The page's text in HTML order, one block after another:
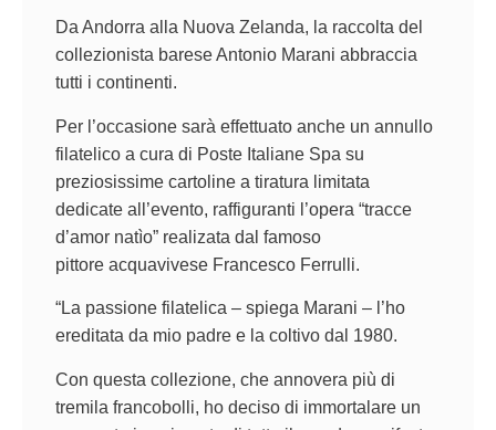
Da Andorra alla Nuova Zelanda, la raccolta del
collezionista barese Antonio Marani abbraccia
tutti i continenti.
Per l’occasione sarà effettuato anche un annullo
filatelico a cura di Poste Italiane Spa su
preziosissime cartoline a tiratura limitata
dedicate all’evento, raffiguranti l’opera “tracce
d’amor natìo” realizata dal famoso
pittore acquavivese Francesco Ferrulli.
“La passione filatelica – spiega Marani – l’ho
ereditata da mio padre e la coltivo dal 1980.
Con questa collezione, che annovera più di
tremila francobolli, ho deciso di immortalare un